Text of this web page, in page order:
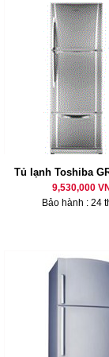
Tủ lạnh Toshiba
9,530,000
Bảo hành : 24